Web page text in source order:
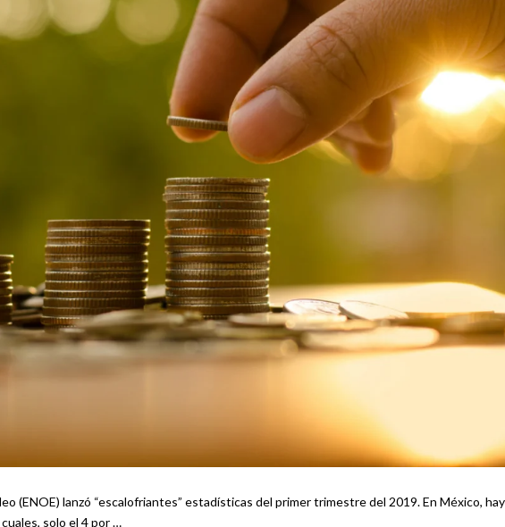
lanzó “escalofriantes” estadísticas del primer trimestre del 2019. En México, hay
solo el 4 por …